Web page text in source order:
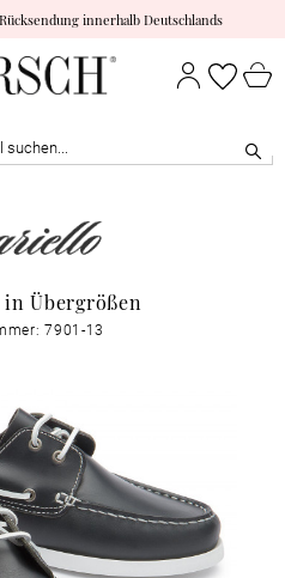
innerhalb Deutschlands
in Übergrößen
7901-13